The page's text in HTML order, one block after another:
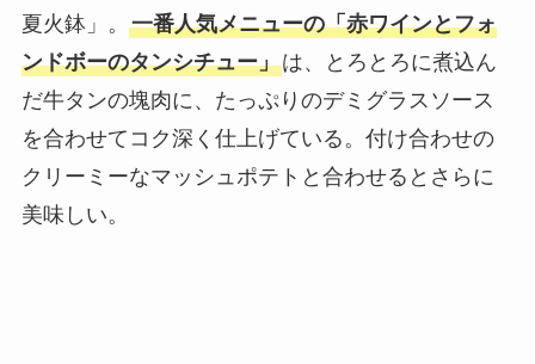
夏火鉢」。 一番人気メニューの「赤ワインとフォ
ンドボーのタンシチュー」は、とろとろに煮込ん
だ牛タンの塊肉に、たっぷりのデミグラスソース
を合わせてコク深く仕上げている。付け合わせの
クリーミーなマッシュポテトと合わせるとさらに
美味しい。